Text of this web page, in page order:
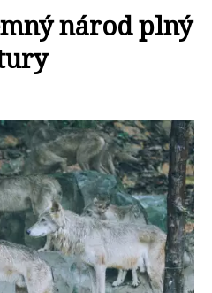
národ plný